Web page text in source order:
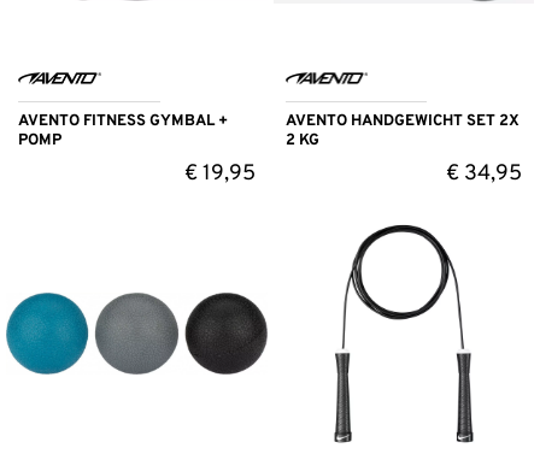
AVENTO FITNESS GYMBAL +
POMP
€19,95
AVENTO HANDGEWICHT SET 2X
2 KG
€ 34,95